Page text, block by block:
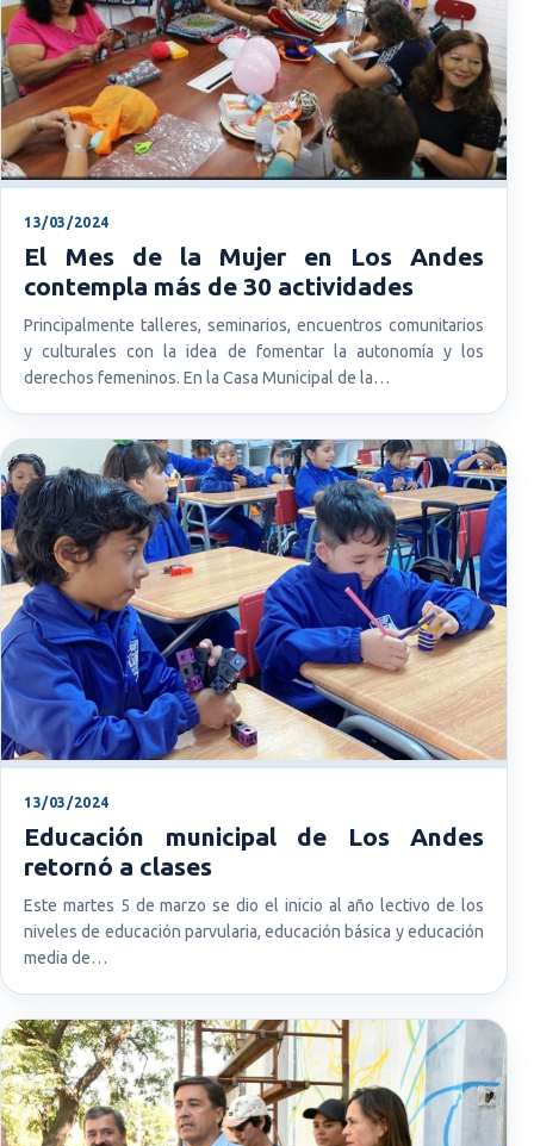
13/03/2024
El Mes de la Mujer en Los Andes
contempla más de 30 actividades
Principalmente talleres, seminarios, encuentros comunitarios
y culturales con la idea de fomentar la autonomía y los
derechos femeninos. En la Casa Municipal de la…
13/03/2024
Educación municipal de Los Andes
retornó a clases
Este martes 5 de marzo se dio el inicio al año lectivo de los
niveles de educación parvularia, educación básica y educación
media de…